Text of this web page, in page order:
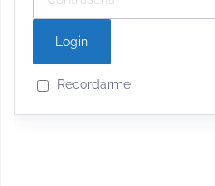
Recordarme